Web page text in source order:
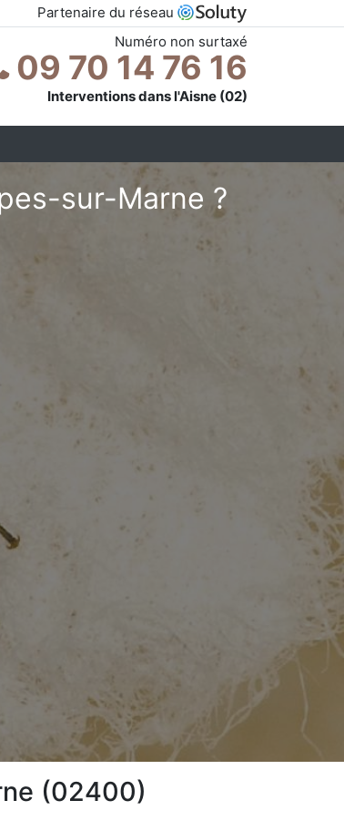
Partenaire du réseau
Numéro non surtaxé
09 70 14 76 16
Interventions dans l'Aisne (02)
sur-Marne ?
(02400)